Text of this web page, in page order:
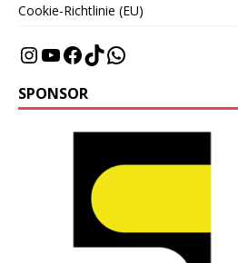
Cookie-Richtlinie (EU)
SPONSOR